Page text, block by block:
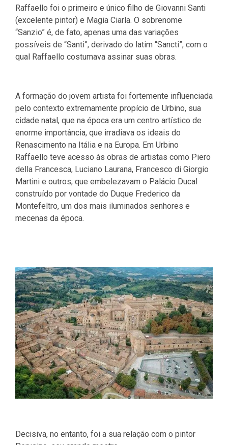
Raffaello foi o primeiro e único filho de Giovanni Santi
(excelente pintor) e Magia Ciarla. O sobrenome
“Sanzio” é, de fato, apenas uma das variações
possíveis de “Santi”, derivado do latim “Sancti”, com o
qual Raffaello costumava assinar suas obras.
A formação do jovem artista foi fortemente influenciada
pelo contexto extremamente propício de Urbino, sua
cidade natal, que na época era um centro artístico de
enorme importância, que irradiava os ideais do
Renascimento na Itália e na Europa. Em Urbino
Raffaello teve acesso às obras de artistas como Piero
della Francesca, Luciano Laurana, Francesco di Giorgio
Martini e outros, que embelezavam o Palácio Ducal
construído por vontade do Duque Frederico da
Montefeltro, um dos mais iluminados senhores e
mecenas da época.
Decisiva, no entanto, foi a sua relação com o pintor